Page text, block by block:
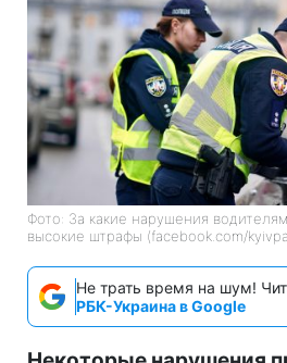
Фото: За какие нарушения
высокие штрафы (facebook.com/
Не трать время на шум!
РБК-Украина в Google